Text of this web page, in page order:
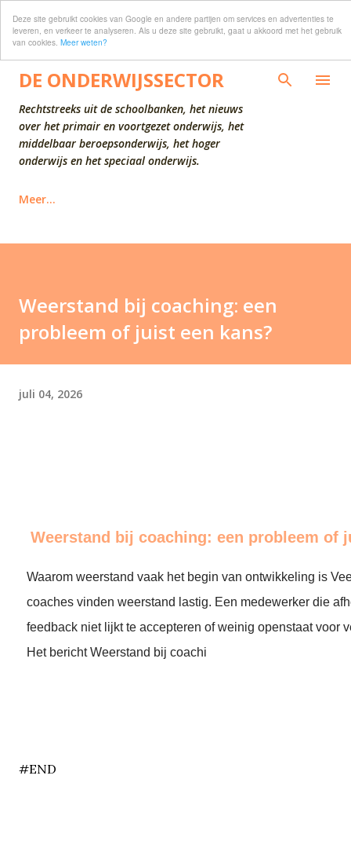
Deze site gebruikt cookies van Google en andere partijen om services en advertenties te
leveren, en verkeer te analyseren. Als u deze site gebruikt, gaat u akkoord met het gebruik
van cookies. Meer weten?
Doorgaan naar hoofdcontent
DE ONDERWIJSSECTOR
Rechtstreeks uit de schoolbanken, het nieuws
over het primair en voortgezet onderwijs, het
middelbaar beroepsonderwijs, het hoger
onderwijs en het speciaal onderwijs.
Meer…
Weerstand bij coaching: een
probleem of juist een kans?
juli 04, 2026
Weerstand bij coaching: een probleem of
Waarom weerstand vaak het begin van ontwikkeling is
coaches vinden weerstand lastig. Een medewerker die
feedback niet lijkt te accepteren of weinig openstaat voor
Het bericht Weerstand bij coachi
#END